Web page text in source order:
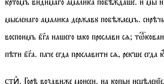
мысленаго амалика державꙋ побѣжаемъ.
воспоимъ бга нашего ꙗко прослави сѧ;
пѣти бга. паче егда прославити сѧ, рекше егда
стиⷯ